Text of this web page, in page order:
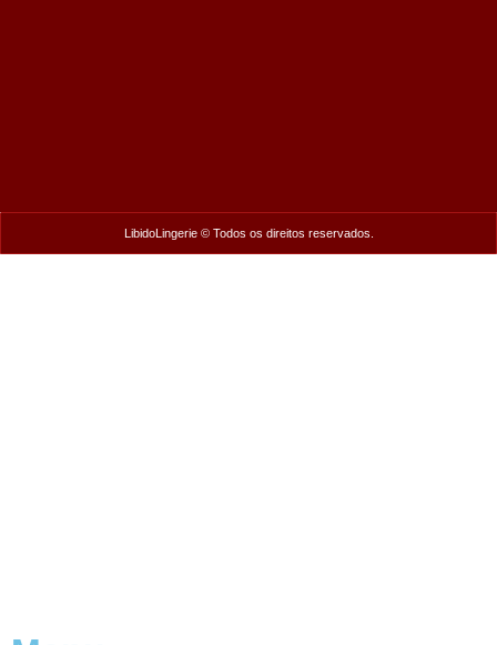
LibidoLingerie © Todos os direitos reservados.